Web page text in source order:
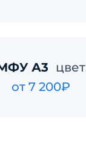
А3 цвет
от 7 200₽